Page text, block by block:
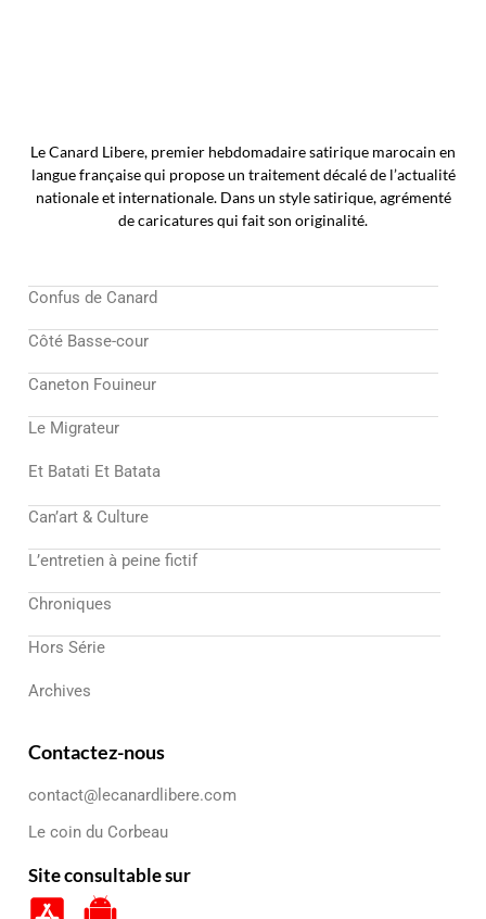
Le Canard Libere, premier hebdomadaire satirique marocain en
langue française qui propose un traitement décalé de l’actualité
nationale et internationale. Dans un style satirique, agrémenté
de caricatures qui fait son originalité.
Confus de Canard
Côté Basse-cour
Caneton Fouineur
Le Migrateur
Et Batati Et Batata
Can’art & Culture
L’entretien à peine fictif
Chroniques
Hors Série
Archives
Contactez-nous
contact@lecanardlibere.com
Le coin du Corbeau
Site consultable sur